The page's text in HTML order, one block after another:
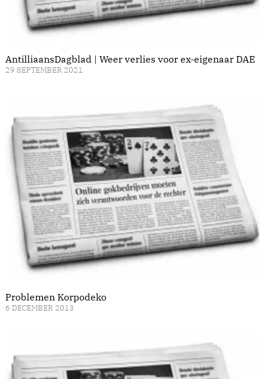
AntilliaansDagblad | Weer verlies voor ex-eigenaar DAE
29 SEPTEMBER 2021
Problemen Korpodeko
6 DECEMBER 2013